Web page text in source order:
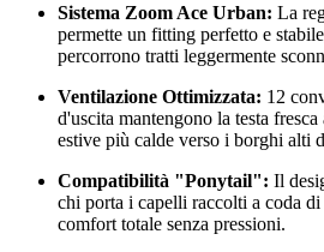
Sistema Zoom Ace Urban: La
permette un fitting perfetto e
percorrono tratti leggermente
Ventilazione Ottimizzata: 12
d'uscita mantengono la testa
estive più calde verso i borghi alti
Compatibilità "Ponytail": Il
chi porta i capelli raccolti a coda
comfort totale senza pressioni.